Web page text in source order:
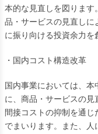
本的な見直しを図ります
品・サービスの見直しに
に振り向ける投資余力を
・国内コスト構造改革
国内事業においては、
に、商品・サービスの
間接コストの抑制を通
でまいります。また、